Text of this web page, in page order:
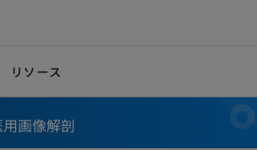
リソース
用画像解剖